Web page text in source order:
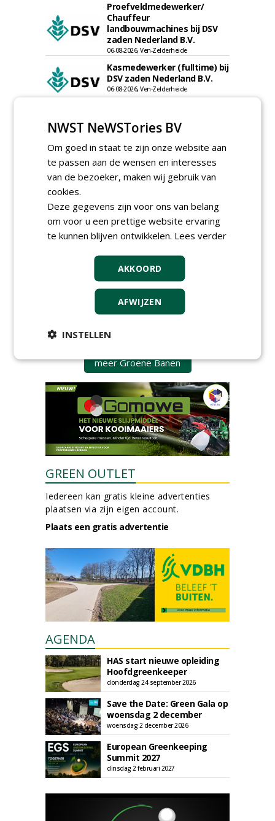
Proefveldmedewerker/
Chauffeur
landbouwmachines bij DSV
zaden Nederland B.V.
06-08-2026, Ven-Zelderheide
Kasmedewerker (fulltime) bij
DSV zaden Nederland B.V.
06-08-2026, Ven-Zelderheide
magazijnmedewerker
(fulltime) bij DSV zaden
Nederland B.V.
06-08-2026, Ven Zelderheide
Groeiplaats specialist bij
Boomtotaalzorg32-40 uur
Boominspecteur bij
Boomtotaalzorg24-40 uur
30-07-2026, Schalkwijk
Teamleider Kwekerij &
Ontwikkeling bij Diamant
groep Groen Xtra
30-07-2026
Adviseur openbaar groen,
sportvelden & golfbanen bij
Vos Capelle
27-07-2026, Sprang-Capelle
meer Groene Banen
GREEN OUTLET
Iedereen kan gratis kleine advertenties
plaatsen via zijn eigen account.
Plaats een gratis advertentie
AGENDA
HAS start nieuwe opleiding
Hoofdgreenkeeper
donderdag 24 september 2026
Save the Date: Green Gala op
woensdag 2 december
woensdag 2 december 2026
European Greenkeeping
Summit 2027
dinsdag 2 februari 2027
NWST NeWSTories BV
Om goed in staat te zijn onze website aan
te passen aan de wensen en interesses
van de bezoeker, maken wij gebruik van
cookies.
Deze gegevens zijn voor ons van belang
om voor u een prettige website ervaring
te kunnen blijven ontwikkelen. Lees verder
AKKOORD
AFWIJZEN
INSTELLEN